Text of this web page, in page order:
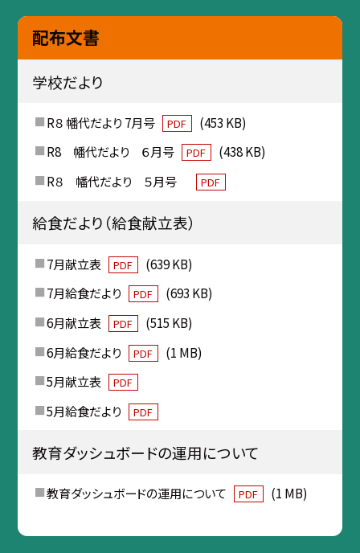
配布文書
学校だより
R８ 幡代だより 7月号 PDF
(453 KB)
R8 幡代だより ６月号
PDF
(438 KB)
R８ 幡代だより ５月号
PDF
給食だより（給食献立表）
7月献立表 PDF
(639 KB)
7月給食だより
PDF
(693 KB)
6月献立表
PDF
(515 KB)
6月給食だより
PDF
(1 MB)
5月献立表
PDF
5月給食だより PDF
教育ダッシュボードの運用について
教育ダッシュボードの運用について PDF (1 MB)